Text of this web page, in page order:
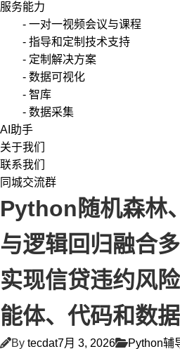
服务能力
- 一对一视频会议与课程
- 指导和定制技术支持
- 定制解决方案
- 数据可视化
- 智库
- 数据采集
AI助手
关于我们
联系我们
同城交流群
Python随机森林
与逻辑回归融合
实现信贷违约风
能体、代码和数据
By tecdat7月 3, 2026 Python辅